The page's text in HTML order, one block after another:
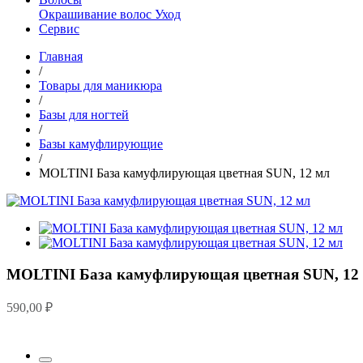
Окрашивание волос Уход
Сервис
Главная
/
Товары для маникюра
/
Базы для ногтей
/
Базы камуфлирующие
/
MOLTINI База камуфлирующая цветная SUN, 12 мл
MOLTINI База камуфлирующая цветная SUN,
590,00 ₽